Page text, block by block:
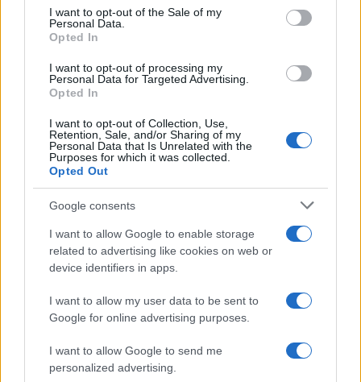
consent section.
I want to opt-out of the Sale of my
Personal Data.
Opted In
I want to opt-out of processing my
Personal Data for Targeted Advertising.
Opted In
I want to opt-out of Collection, Use,
Retention, Sale, and/or Sharing of my
Personal Data that Is Unrelated with the
Purposes for which it was collected.
Opted Out
Google consents
I want to allow Google to enable storage
related to advertising like cookies on web or
device identifiers in apps.
I want to allow my user data to be sent to
Google for online advertising purposes.
I want to allow Google to send me
personalized advertising.
Πόρτο Γερμενό: Η στιγμή που η φωτιά
μπαίνει στο χωριό και καταστρέφει τα
Μητσοτάκης στην υπογραφή συμφωνίας
για την ηλεκτρική διασύνδεση Ελλάδας –
Κύπρου: «Ισχυρή ψήφος εμπιστοσύνης» η
είσοδος της Meridiam στην GSI
Το τελευταίο αντίο στον Γιάννη
Βαρβιτσιώτη: «Ήταν φτιαγμένος από
εκείνο το σπάνιο μέταλλο μιας άλλης
εποχής», είπε ο Κυριάκος Μητσοτάκης
στον επικήδειο
Νέες απώλειες για την Καρυστιανού:
Παραιτήθηκαν Μουτσάτσου, Ιωαννίδου
και Κοτσόργιος - «Αποχωρώ από μια
Αυγερινός, Μουτσάτσου και ακόμη 20
πρώην στελέχη κατά Καρυστιανού: «Δεν